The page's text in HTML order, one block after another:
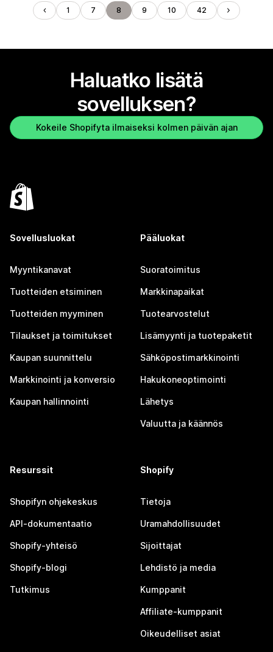
1 7 8 9 10 42
Haluatko lisätä
sovelluksen?
Kokeile Shopifyta ilmaiseksi kolmen päivän ajan
Sovellusluokat
Myyntikanavat
Tuotteiden etsiminen
Tuotteiden myyminen
Tilaukset ja toimitukset
Kaupan suunnittelu
Markkinointi ja konversio
Kaupan hallinnointi
Pääluokat
Suoratoimitus
Markkinapaikat
Tuotearvostelut
Lisämyynti ja tuotepaketit
Sähköpostimarkkinointi
Hakukoneoptimointi
Lähetys
Valuutta ja käännös
Resurssit
Shopifyn ohjekeskus
API-dokumentaatio
Shopify-yhteisö
Shopify-blogi
Tutkimus
Shopify
Tietoja
Uramahdollisuudet
Sijoittajat
Lehdistö ja media
Kumppanit
Affiliate-kumppanit
Oikeudelliset asiat